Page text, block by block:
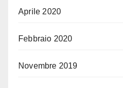
Aprile 2020
Febbraio 2020
Novembre 2019